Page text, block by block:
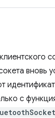
вновь
с